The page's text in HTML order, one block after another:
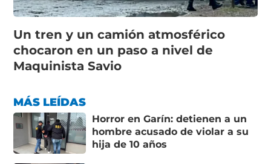
Un tren y un camión atmosférico
chocaron en un paso a nivel de
Maquinista Savio
MÁS LEÍDAS
Horror en Garín: detienen a un
hombre acusado de violar a su
hija de 10 años